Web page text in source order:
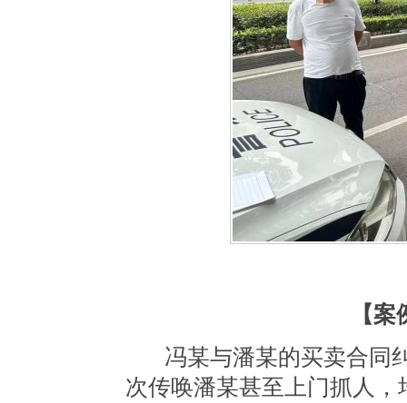
【
冯某与潘某的买卖合同
次传唤潘某甚至上门抓人，